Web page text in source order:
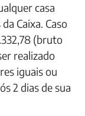
casa
Caixa. Caso
(bruto
realizado
iguais ou
2 dias de sua